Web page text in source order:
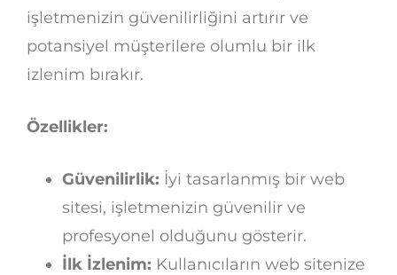
işletmenizin güvenilirliğini artırır ve
potansiyel müşterilere olumlu bir ilk
izlenim bırakır.
Özellikler:
Güvenilirlik: İyi tasarlanmış bir web
sitesi, işletmenizin güvenilir ve
profesyonel olduğunu gösterir.
İlk İzlenim: Kullanıcıların web sitenize